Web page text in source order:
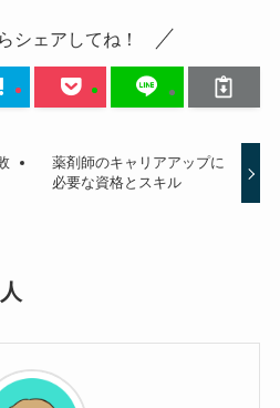
シェアしてね！
薬剤師のキャリアアップに
必要な資格とスキル